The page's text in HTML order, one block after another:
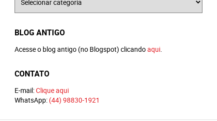
BLOG ANTIGO
Acesse o blog antigo (no Blogspot) clicandoaqui.
CONTATO
E-mail:Clique aqui
WhatsApp: (44) 98830-1921